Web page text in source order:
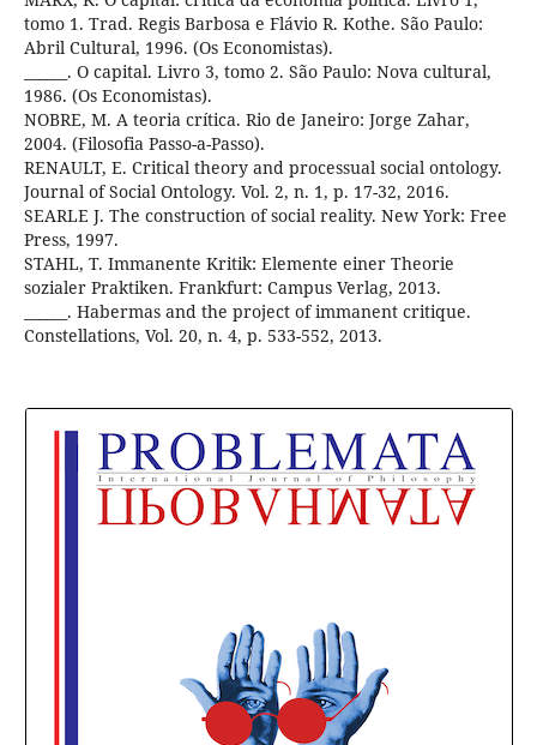
tomo 1. Trad. Regis Barbosa e Flávio R. Kothe. São Paulo:
Abril Cultural, 1996. (Os Economistas).
______. O capital. Livro 3, tomo 2. São Paulo: Nova cultural,
1986. (Os Economistas).
NOBRE, M. A teoria crítica. Rio de Janeiro: Jorge Zahar,
2004. (Filosofia Passo-a-Passo).
RENAULT, E. Critical theory and processual social ontology.
Journal of Social Ontology. Vol. 2, n. 1, p. 17-32, 2016.
SEARLE J. The construction of social reality. New York: Free
Press, 1997.
STAHL, T. Immanente Kritik: Elemente einer Theorie
sozialer Praktiken. Frankfurt: Campus Verlag, 2013.
______. Habermas and the project of immanent critique.
Constellations, Vol. 20, n. 4, p. 533-552, 2013.